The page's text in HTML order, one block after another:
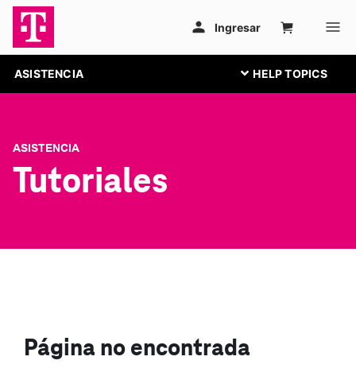
ASISTENCIA
ASISTENCIA
Tutoriales